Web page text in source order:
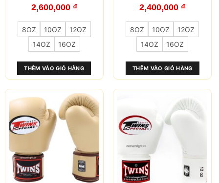
8OZ 10OZ
12OZ
14OZ
16OZ
SKULL Đỏ2,600,000 ₫
THÊM VÀO GIỎ HÀNG
có
nhiều
biến
thể.
Các
chọn
có
thể
được
chọn
trên
trang
8OZ 10OZ
12OZ
14OZ
16OZ
2,400,000 ₫
THÊM VÀO GIỎ HÀNG
có
nhiều
biến
thể.
Các
chọn
có
thể
chọn
trên
trang